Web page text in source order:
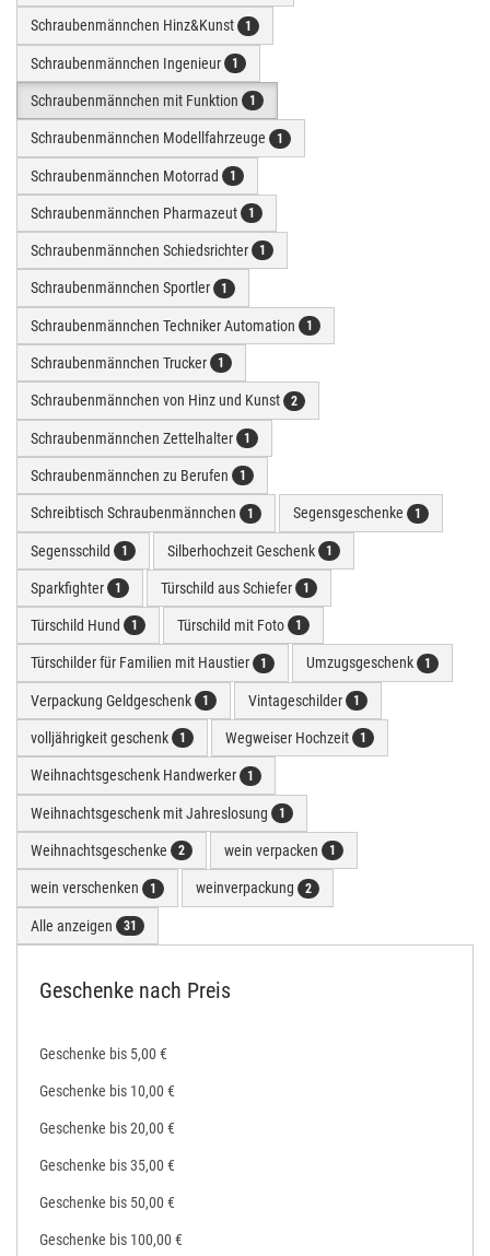
Schraubenmännchen Hinz&Kunst 1
Schraubenmännchen Ingenieur 1
Schraubenmännchen mit Funktion 1
Schraubenmännchen Modellfahrzeuge 1
Schraubenmännchen Motorrad 1
Schraubenmännchen Pharmazeut 1
Schraubenmännchen Schiedsrichter 1
Schraubenmännchen Sportler 1
Schraubenmännchen Techniker Automation 1
Schraubenmännchen Trucker 1
Schraubenmännchen von Hinz und Kunst 2
Schraubenmännchen Zettelhalter 1
Schraubenmännchen zu Berufen 1
Schreibtisch Schraubenmännchen 1 Segensgeschenke 1
Segensschild 1 Silberhochzeit Geschenk 1
Sparkfighter 1 Türschild aus Schiefer 1
Türschild Hund 1 Türschild mit Foto 1
Türschilder für Familien mit Haustier 1 Umzugsgeschenk 1
Verpackung Geldgeschenk 1 Vintageschilder 1
volljährigkeit geschenk 1 Wegweiser Hochzeit 1
Weihnachtsgeschenk Handwerker 1
Weihnachtsgeschenk mit Jahreslosung 1
Weihnachtsgeschenke 2 wein verpacken 1
wein verschenken 1 weinverpackung 2
Alle anzeigen 31
Geschenke nach Preis
Geschenke bis 5,00 €
Geschenke bis 10,00 €
Geschenke bis 20,00 €
Geschenke bis 35,00 €
Geschenke bis 50,00 €
Geschenke bis 100,00 €